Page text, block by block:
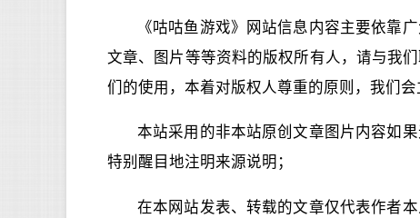
《咕咕鱼游戏》网站信息内容主要依靠
文章、图片等等资料的版权所有人，请与我
们的使用，本着对版权人尊重的原则，我们会
本站采用的非本站原创文章图片内容如
特别醒目地注明来源说明；
在本网站发表、转载的文章仅代表作者